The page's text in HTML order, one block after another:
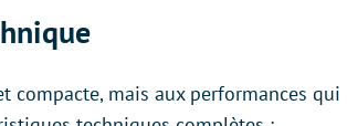
compacte, mais aux performances qui